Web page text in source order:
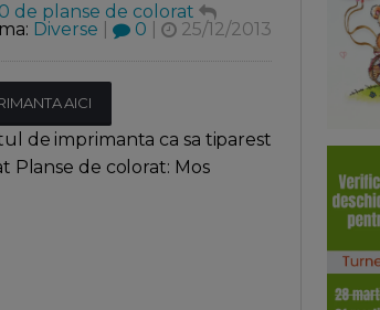
de planse de colorat
Diverse 0 25/12/2013
AICI
de imprimanta ca sa tiparest
Planse de colorat: Mos